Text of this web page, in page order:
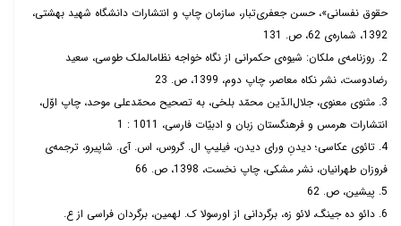
حقوق نفسانی»، حسن جعفری­‌تبار، سازمان چاپ و انتشارات دانشگاه شهید بهشتی،
1392، شماره­‌ی 62، ص. 131
2. روزنامه­‌ی ملکان: شیوه­‌ی حکمرانی از نگاه خواجه نظام­الملک طوسی، سعید
رضادوست، نشر نکاه معاصر، چاپ دوم، 1399، ص. 23
3. مثنوی معنوی، جلال­‌الدّین محمّد بلخی، به تصحیح محمّدعلی موحد، چاپ اوّل،
انتشارات هرمس و فرهنگستان زبان و ادبیّات فارسی، 1011 : 1
4. تائوی عکاسی؛ دیدنِ ورای دیدن، فیلیپ ال. گروس، اس. آی. شاپیرو، ترجمه­‌ی
فروزان طهرانیان، نشر مشکی، چاپ نخست، 1398، ص. 66
5. پیشین، ص. 62
6. دائو ده جینگ، لائو زه، برگردانی از اورسولا ک. له­مین، برگردان فراسی از ع.